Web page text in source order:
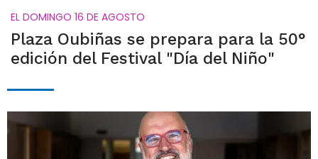
EL DOMINGO 16 DE AGOSTO
Plaza Oubiñas se prepara para la 50°
edición del Festival "Día del Niño"